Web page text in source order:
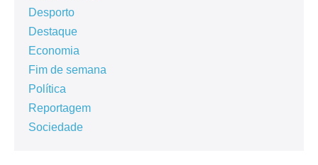
Desporto
Destaque
Economia
Fim de semana
Política
Reportagem
Sociedade